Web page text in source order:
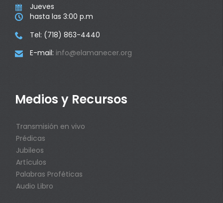
 Jueves
 hasta las 3:00 p.m
 Tel: (718) 863-4440
 E-mail: info@elamanecer.org
Medios y Recursos
Transmisión en vivo
Prédicas
Jubileos
Artículos
Palabras Proféticas
Audio Libro